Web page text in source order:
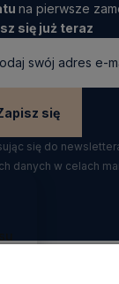
na pierwsze
się już teraz
się
się do
danych w celach